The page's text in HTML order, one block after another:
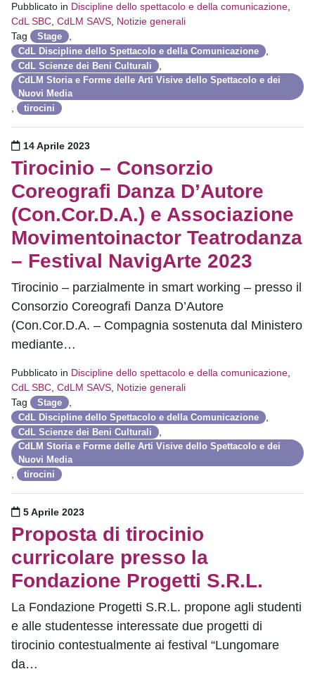
Pubblicato in Discipline dello spettacolo e della comunicazione
CdL SBC CdLM SAVS Notizie generali
Tag
Stage
CdL Discipline dello Spettacolo e della Comunicazione
CdL Scienze dei Beni Culturali
CdLM Storia e Forme delle Arti Visive dello Spettacolo e dei
Nuovi Media
tirocini
Pubblicato il
14 Aprile 2023
Tirocinio – Consorzio
Coreografi Danza D’Autore
(Con.Cor.D.A.) e Associazione
Movimentoinactor Teatrodanza
– Festival NavigArte 2023
Tirocinio – parzialmente in smart working – presso il
Consorzio Coreografi Danza D’Autore
(Con.Cor.D.A. – Compagnia sostenuta dal Ministero
mediante…
Pubblicato in Discipline dello spettacolo e della comunicazione
CdL SBC CdLM SAVS Notizie generali
Tag
Stage
CdL Discipline dello Spettacolo e della Comunicazione
CdL Scienze dei Beni Culturali
CdLM Storia e Forme delle Arti Visive dello Spettacolo e dei
Nuovi Media
tirocini
Pubblicato il
5 Aprile 2023
Proposta di tirocinio
curricolare presso la
Fondazione Progetti S.R.L.
La Fondazione Progetti S.R.L. propone agli studenti
e alle studentesse interessate due progetti di
tirocinio contestualmente ai festival “Lungomare
da…